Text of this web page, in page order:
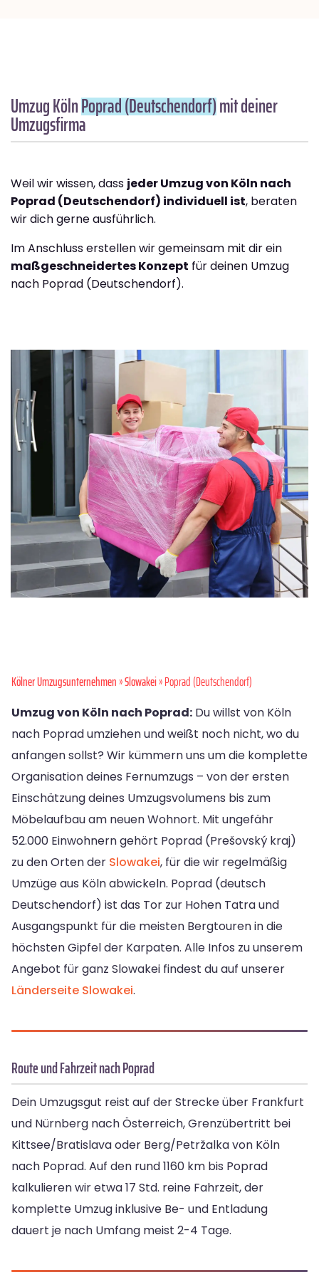
Umzug KölnPoprad (Deutschendorf)mit deiner
Umzugsfirma
Weil wir wissen, dass jeder Umzug von Köln nach
Poprad (Deutschendorf) individuell ist, beraten
wir dich gerne ausführlich.
Im Anschluss erstellen wir gemeinsam mit dir ein
maßgeschneidertes Konzept für deinen Umzug
nach Poprad (Deutschendorf).
Kölner Umzugsunternehmen»Slowakei» Poprad (Deutschendorf)
Umzug von Köln nach Poprad: Du willst von Köln
nach Poprad umziehen und weißt noch nicht, wo du
anfangen sollst? Wir kümmern uns um die komplette
Organisation deines Fernumzugs – von der ersten
Einschätzung deines Umzugsvolumens bis zum
Möbelaufbau am neuen Wohnort. Mit ungefähr
52.000 Einwohnern gehört Poprad (Prešovský kraj)
zu den Orten der Slowakei, für die wir regelmäßig
Umzüge aus Köln abwickeln. Poprad (deutsch
Deutschendorf) ist das Tor zur Hohen Tatra und
Ausgangspunkt für die meisten Bergtouren in die
höchsten Gipfel der Karpaten. Alle Infos zu unserem
Angebot für ganz Slowakei findest du auf unserer
Länderseite Slowakei.
Route und Fahrzeit nach Poprad
Dein Umzugsgut reist auf der Strecke über Frankfurt
und Nürnberg nach Österreich, Grenzübertritt bei
Kittsee/Bratislava oder Berg/Petržalka von Köln
nach Poprad. Auf den rund 1160 km bis Poprad
kalkulieren wir etwa 17 Std. reine Fahrzeit, der
komplette Umzug inklusive Be- und Entladung
dauert je nach Umfang meist 2-4 Tage.